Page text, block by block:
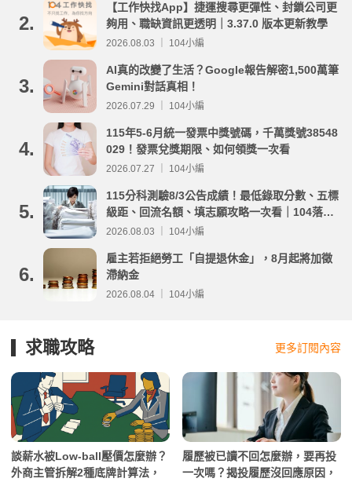
2.
【工作快找App】捷運搜尋更彈性、封鎖公司更
夠用、職缺資訊更透明｜3.37.0 版本更新教學
2026.08.03 ｜ 104小編
3.
AI真的改變了生活？Google報告解密1,500萬筆
Gemini對話真相！
2026.07.29 ｜ 104小編
4.
115年5-6月統一發票中獎號碼，千萬獎號38548
029！發票兌獎期限、如何領獎一次看
2026.07.27 ｜ 104小編
5.
115分科測驗8/3公告成績！最低錄取分數、五標
級距、回流名額、填志願攻略一次看｜104落點
分析
2026.08.03 ｜ 104小編
6.
雇主若拒絕勞工「自提退休金」，8月起將加徵
滯納金
2026.08.04 ｜ 104小編
求職攻略 更多訂閱內容
談薪水被Low-ball壓價怎麼辦？
外商主管拆解2種底牌計算法，
履歷被已讀不回怎麼辦，要再投
一次嗎？揭投履歷沒回應原因，